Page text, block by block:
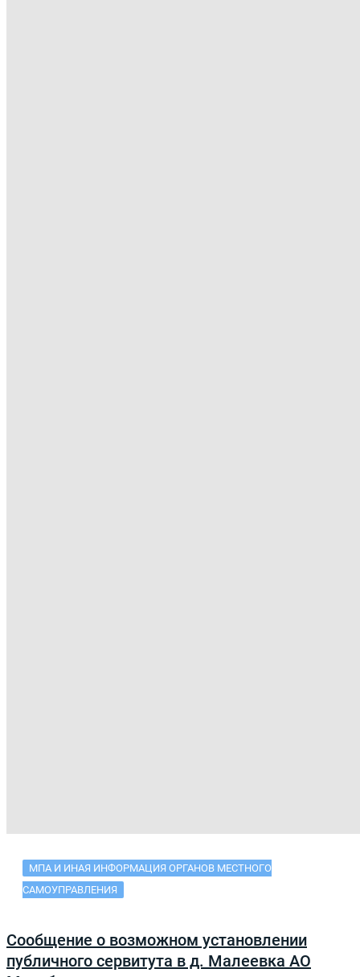
МПА И ИНАЯ ИНФОРМАЦИЯ ОРГАНОВ МЕСТНОГО
САМОУПРАВЛЕНИЯ
Сообщение о возможном установлении
публичного сервитута в д. Малеевка АО